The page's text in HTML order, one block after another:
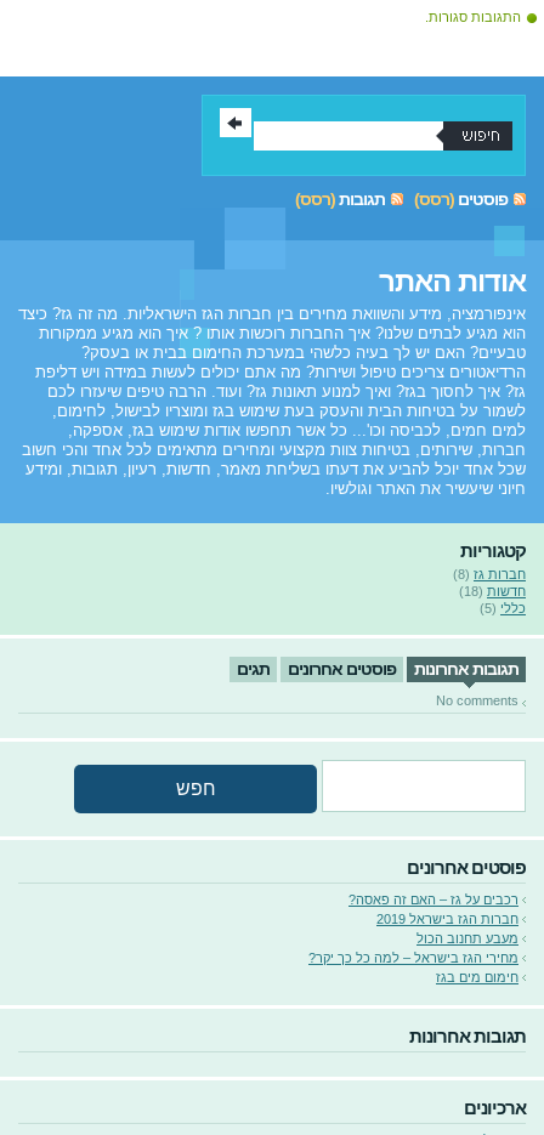
התגובות סגורות.
פוסטים (רסס) תגובות(רסס)
אודות האתר
אינפורמציה, מידע והשוואת מחירים בין חברות הגז הישראליות. מה זה גז? כיצד
הוא מגיע לבתים שלנו? איך החברות רוכשות אותו ? איך הוא מגיע ממקורות
טבעיים? האם יש לך בעיה כלשהי במערכת החימום בבית או בעסק?
הרדיאטורים צריכים טיפול ושירות? מה אתם יכולים לעשות במידה ויש דליפת
גז? איך לחסוך בגז? ואיך למנוע תאונות גז? ועוד. הרבה טיפים שיעזרו לכם
לשמור על בטיחות הבית והעסק בעת שימוש בגז ומוצריו לבישול, לחימום,
למים חמים, לכביסה וכו'... כל אשר תחפשו אודות שימוש בגז, אספקה,
חברות, שירותים, בטיחות צוות מקצועי ומחירים מתאימים לכל אחד והכי חשוב
שכל אחד יוכל להביע את דעתו בשליחת מאמר, חדשות, רעיון, תגובות, ומידע
חיוני שיעשיר את האתר וגולשיו.
קטגוריות
חברות גז (8)
חדשות (18)
כללי (5)
תגובות אחרונות פוסטים אחרונים תגים
No comments
פוסטים אחרונים
רכבים על גז – האם זה פאסה?
חברות הגז בישראל 2019
מעבע תחנוב הכול
מחירי הגז בישראל – למה כל כך יקר?
חימום מים בגז
תגובות אחרונות
ארכיונים